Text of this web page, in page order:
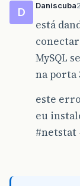
D
Daniscuba
está
conectar
MySQL
na porta
este
eu
#netstat